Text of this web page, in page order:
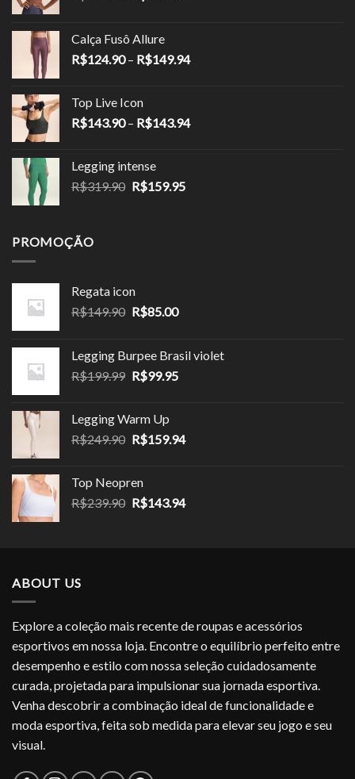
era:
R$189.90.R$113.94.
Calça Fusô Allure
R$124.90 – R$149.94Faixa
através
Top Live Icon
R$143.90 – R$143.94Faixa
Legging intense
R$319.90 O
R$159.95O
PROMOÇÃO
Regata icon
R$149.90 O
era:
R$149.90.
R$85.00O
é:
R$85.00.
Legging Burpee Brasil violet
R$199.99 O
era:
R$199.99.
R$99.95O
R$99.95.
Legging Warm Up
R$249.90 O
era:
R$249.90.
R$159.94O
R$159.94.
Top Neopren
R$239.90 O
R$143.94O
ABOUT US
Explore a coleção mais recente de roupas e acessórios
esportivos em nossa loja. Encontre o equilíbrio perfeito entre
desempenho e estilo com nossa seleção cuidadosamente
curada, projetada para impulsionar sua jornada esportiva.
Venha descobrir a combinação ideal de funcionalidade e
moda esportiva, feita sob medida para elevar seu jogo e seu
visual.